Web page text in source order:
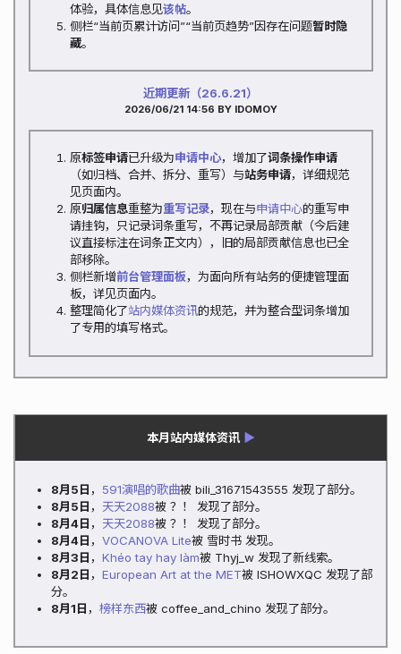
体验，具体信息见该帖。
侧栏“当前页累计访问”“当前页趋势”因存在问题暂时隐
藏。
近期更新（26.6.21）
2026/06/21 14:56 BY IDOMOY
原标签申请已升级为申请中心，增加了词条操作申请
（如归档、合并、拆分、重写）与站务申请，详细规范
见页面内。
原归属信息重整为重写记录，现在与申请中心的重写申
请挂钩，只记录词条重写，不再记录局部贡献（今后建
议直接标注在词条正文内），旧的局部贡献信息也已全
部移除。
侧栏新增前台管理面板，为面向所有站务的便捷管理面
板，详见页面内。
整理简化了站内媒体资讯的规范，并为整合型词条增加
了专用的填写格式。
本月站内媒体资讯 ▶
8月1日 ， 榜样东西被 coffee_and_chino 发现了部分。
8月2日 ， European Art at the MET被 ISHOWXQC 发现了部
分。
8月3日 ， Khéo tay hay làm被 Thyj_w 发现了新线索。
8月4日 ， VOCANOVA Lite被 雪时书 发现。
8月4日 ， 天天2088被 ？！ 发现了部分。
8月5日 ， 天天2088被 ？！ 发现了部分。
8月5日 ， 591演唱的歌曲被 bili_31671543555 发现了部分。